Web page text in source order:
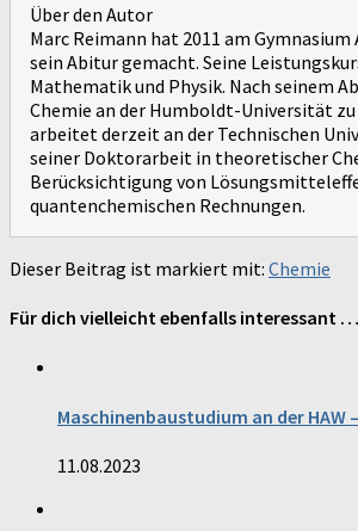
Über den Autor
Marc Reimann hat 2011 am
sein Abitur gemacht. Seine
Mathematik und Physik. Nach seinem
Chemie an der Humboldt-Universität
arbeitet derzeit an der Technischen
seiner Doktorarbeit in theoretischer
Berücksichtigung von
quantenchemischen Rechnungen.
Dieser Beitrag ist markiert mit: Chemie
Für dich vielleicht ebenfalls interessant …
Maschinenbaustudium an der HAW
11.08.2023